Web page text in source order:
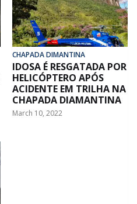
CHAPADA DIMANTINA
IDOSA É RESGATADA POR
HELICÓPTERO APÓS
ACIDENTE EM TRILHA NA
CHAPADA DIAMANTINA
March 10, 2022